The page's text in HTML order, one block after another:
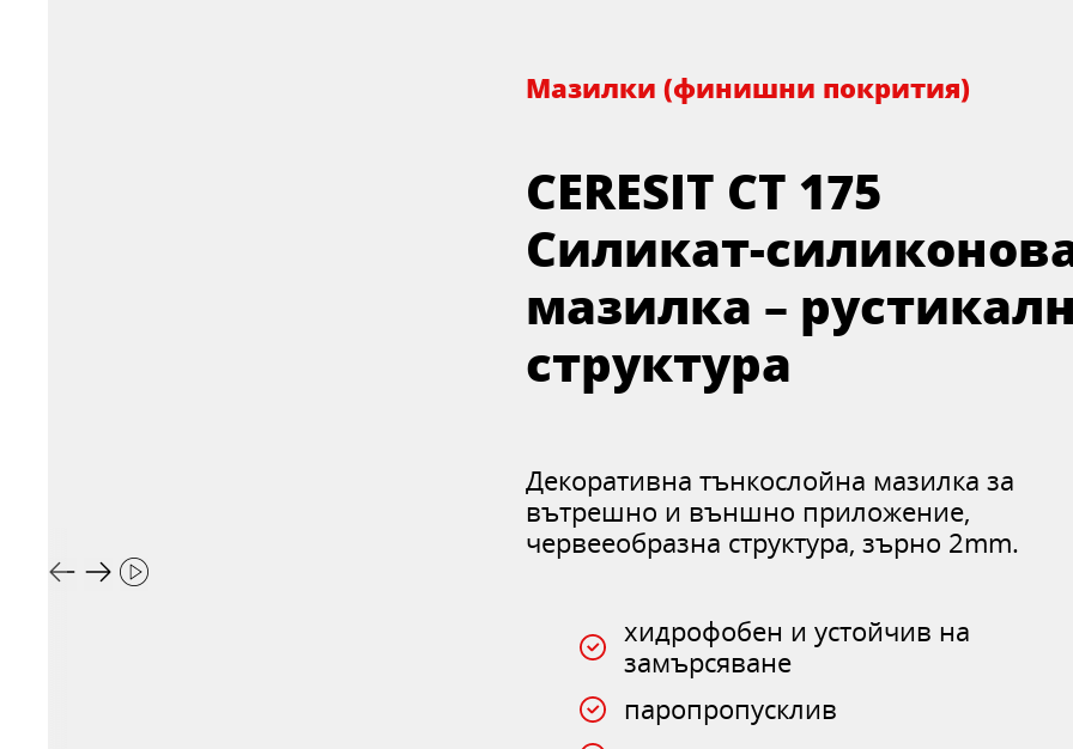
Мазилки (финишни покрития)
CERESIT CT 175
Силикат-
мазилка –
структура
Декоративна тънкослойна мазилка за
вътрешно и външно приложение,
червееобразна структура, зърно 2mm.
хидрофобен и устойчив на
замърсяване
паропропусклив